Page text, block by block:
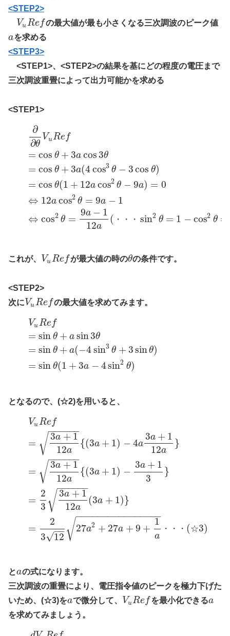
<STEP2>
VuRefの最大値が最も小さくなる三次調波のピーク値
aを求める
<STEP3>
<STEP1>、<STEP2>の結果を基にどの程度の電圧まで
三次調波重畳によって出力可能かを求める
<STEP1>
∂
∂θ
VuRef
= cos θ + 3a cos 3θ
= cos θ + 3a(4cos3 θ − 3cos θ)
= cos θ(1 + 12a cos2 θ − 9a) = 0
⇔ 12a cos2 θ = 9a − 1
⇔ cos2 θ =
9a − 1
12a
( ・ ・ ・ sin2 θ = 1 − cos2 θ =
これが、 VuRefが最大値の時のθの条件です。
<STEP2>
次にVuRefの最大値を求めてみます。
VuRef
= sin θ + a sin3θ
= sin θ + a(−4sin3 θ + 3sinθ)
= sin θ(1 + 3a − 4sin2 θ)
となるので、(☆2)を用いると、
VuRef
=
3a + 1
12a
− −
−−−−
√ {(3a + 1) − 4a
3a + 1
12a
}
=
3a + 1
12a
− −
−−−−
√ {(3a + 1) −
3a + 1
3
}
=
2
3
3a + 1
12a
− −
−−−−
√ (3a + 1)}
=
2
3
12
−−
√
27a2 + 27a + 9 +
1
a
− −
−−−−−−−−−−−−−−
√ ・ ・ ・ (☆3)
とaの式になります。
三次調波の重畳により、電圧指令値のピークを極力下げた
いため、(☆3)をaで微分して、 VuRefを最小化できるa
を求めてみましょう。